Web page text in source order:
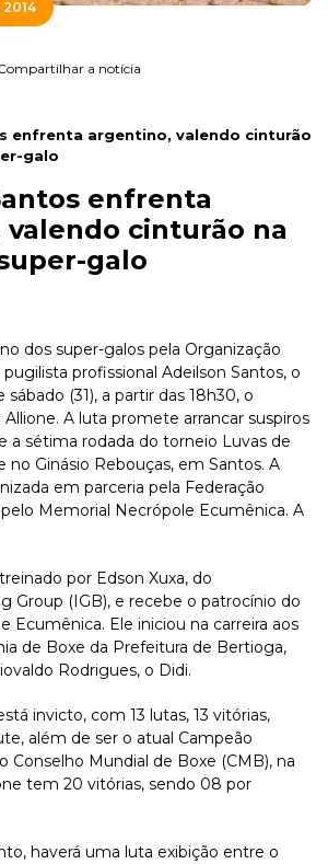
a notícia
enfrenta argentino, valendo cinturão
galo
enfrenta
cinturão na
galo
dos super-galos pela Organização
profissional Adeilson Santos, o
(31), a partir das 18h30, o
A luta promete arrancar suspiros
a sétima rodada do torneio Luvas de
no Ginásio Rebouças, em Santos. A
em parceria pela Federação
Memorial Necrópole Ecumênica. A
por Edson Xuxa, do
Group (IGB), e recebe o patrocínio do
Ecumênica. Ele iniciou na carreira aos
de Boxe da Prefeitura de Bertioga,
Rodrigues, o Didi.
invicto, com 13 lutas, 13 vitórias,
além de ser o atual Campeão
Conselho Mundial de Boxe (CMB), na
tem 20 vitórias, sendo 08 por
haverá uma luta exibição entre o